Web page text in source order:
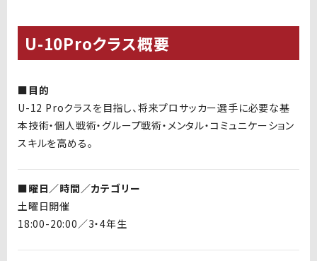
U-10Proクラス概要
■目的
U-12 Proクラスを目指し、将来プロサッカー選手に必要な基
本技術・個人戦術・グループ戦術・メンタル・コミュニケーション
スキルを高める。
■曜日／時間／カテゴリー
土曜日開催
18:00-20:00／3・4年生